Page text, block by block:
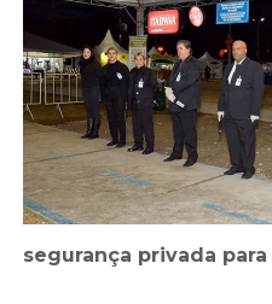
segurança privada